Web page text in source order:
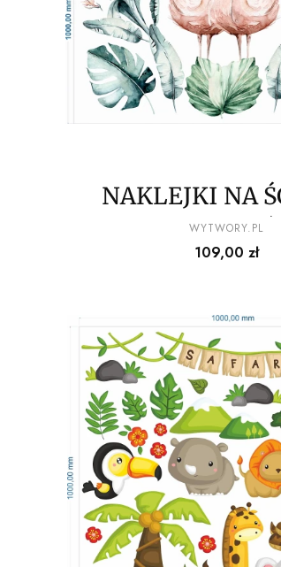
NAKLEJKI NA
flamingi w
150x100cm
PRODUCENT
WYTWORY.PL
Cena
109,00 zł